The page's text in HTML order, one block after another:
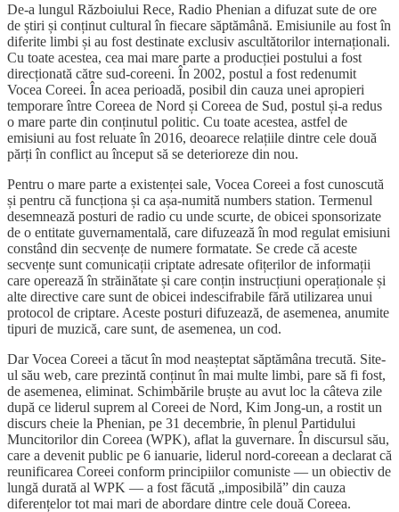
De-a lungul Războiului Rece, Radio Phenian a difuzat sute de ore
de știri și conținut cultural în fiecare săptămână. Emisiunile au fost în
diferite limbi și au fost destinate exclusiv ascultătorilor internaționali.
Cu toate acestea, cea mai mare parte a producției postului a fost
direcționată către sud-coreeni. În 2002, postul a fost redenumit
Vocea Coreei. În acea perioadă, posibil din cauza unei apropieri
temporare între Coreea de Nord și Coreea de Sud, postul și-a redus
o mare parte din conținutul politic. Cu toate acestea, astfel de
emisiuni au fost reluate în 2016, deoarece relațiile dintre cele două
părți în conflict au început să se deterioreze din nou.
Pentru o mare parte a existenței sale, Vocea Coreei a fost cunoscută
și pentru că funcționa și ca așa-numită numbers station. Termenul
desemnează posturi de radio cu unde scurte, de obicei sponsorizate
de o entitate guvernamentală, care difuzează în mod regulat emisiuni
constând din secvențe de numere formatate. Se crede că aceste
secvențe sunt comunicații criptate adresate ofițerilor de informații
care operează în străinătate și care conțin instrucțiuni operaționale și
alte directive care sunt de obicei indescifrabile fără utilizarea unui
protocol de criptare. Aceste posturi difuzează, de asemenea, anumite
tipuri de muzică, care sunt, de asemenea, un cod.
Dar Vocea Coreei a tăcut în mod neașteptat săptămâna trecută. Site-
ul său web, care prezintă conținut în mai multe limbi, pare să fi fost,
de asemenea, eliminat. Schimbările bruște au avut loc la câteva zile
după ce liderul suprem al Coreei de Nord, Kim Jong-un, a rostit un
discurs cheie la Phenian, pe 31 decembrie, în plenul Partidului
Muncitorilor din Coreea (WPK), aflat la guvernare. În discursul său,
care a devenit public pe 6 ianuarie, liderul nord-coreean a declarat că
reunificarea Coreei conform principiilor comuniste — un obiectiv de
lungă durată al WPK — a fost făcută „imposibilă” din cauza
diferențelor tot mai mari de abordare dintre cele două Coreea.